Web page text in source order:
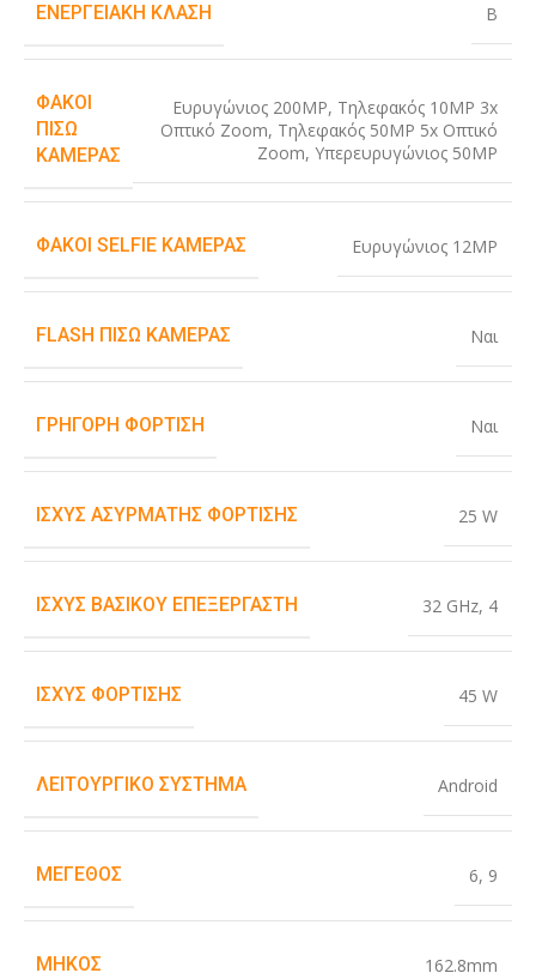
ΕΝΕΡΓΕΙΑΚΉ ΚΛΆΣΗ B
ΦΑΚΟΊ
ΠΊΣΩ
ΚΆΜΕΡΑΣ
Ευρυγώνιος 200MP, Τηλεφακός 10MP 3x
Οπτικό Zoom, Τηλεφακός 50MP 5x Οπτικό
Zoom, Υπερευρυγώνιος 50MP
ΦΑΚΟΊ SELFIE ΚΆΜΕΡΑΣ Ευρυγώνιος 12MP
FLASH ΠΊΣΩ ΚΆΜΕΡΑΣ Ναι
ΓΡΉΓΟΡΗ ΦΌΡΤΙΣΗ Ναι
ΙΣΧΎΣ ΑΣΎΡΜΑΤΗΣ ΦΌΡΤΙΣΗΣ 25 W
ΙΣΧΎΣ ΒΑΣΙΚΟΎ ΕΠΕΞΕΡΓΑΣΤΉ 32 GHz, 4
ΙΣΧΎΣ ΦΌΡΤΙΣΗΣ 45 W
ΛΕΙΤΟΥΡΓΙΚΌ ΣΎΣΤΗΜΑ Android
ΜΈΓΕΘΟΣ 6, 9
ΜΉΚΟΣ 162.8mm